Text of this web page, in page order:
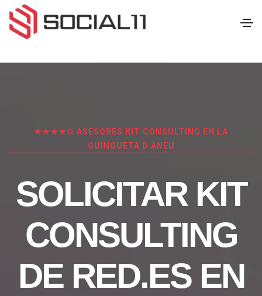
★★★★✩ ASESORES KIT CONSULTING EN LA
GUINGUETA D ÀNEU
SOLICITAR KIT
CONSULTING
DE RED.ES EN